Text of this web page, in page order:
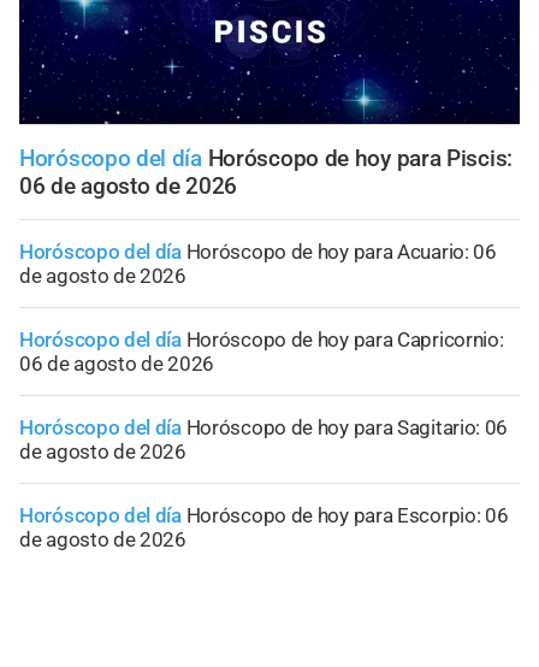
Horóscopo del día Horóscopo de hoy para Piscis:
06 de agosto de 2026
Horóscopo del día Horóscopo de hoy para Acuario: 06
de agosto de 2026
Horóscopo del día Horóscopo de hoy para Capricornio:
06 de agosto de 2026
Horóscopo del día Horóscopo de hoy para Sagitario: 06
de agosto de 2026
Horóscopo del día Horóscopo de hoy para Escorpio: 06
de agosto de 2026